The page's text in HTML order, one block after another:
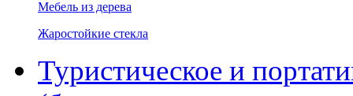
Мебель из дерева
Жаростойкие стекла
Туристическое и